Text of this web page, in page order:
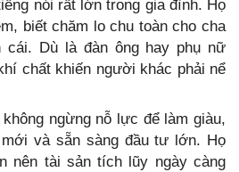
nói rất lớn trong gia đình. Họ
biết chăm lo chu toàn cho cha
cái. Dù là đàn ông hay phụ nữ
chất khiến người khác phải nể
ngừng nỗ lực để làm giàu,
và sẵn sàng đầu tư lớn. Họ
nên tài sản tích lũy ngày càng